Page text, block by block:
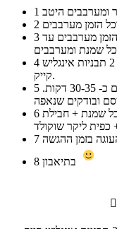
1
2
3
4
קייק.
5
6
7
8
